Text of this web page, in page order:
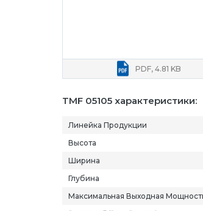
PDF, 4.81 KB
TMF 05105 характеристики:
Линейка Продукции
Высота
Ширина
Глубина
Максимальная Выходная